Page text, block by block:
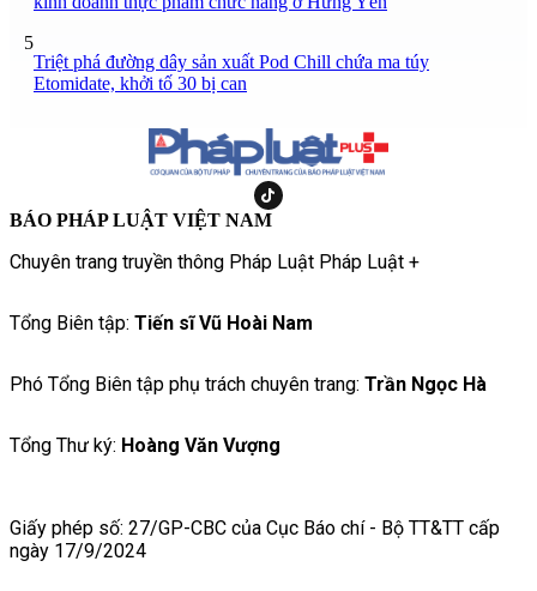
5
Triệt phá đường dây sản xuất Pod Chill chứa ma túy
Etomidate, khởi tố 30 bị can
BÁO PHÁP LUẬT VIỆT NAM
Chuyên trang truyền thông Pháp Luật Pháp Luật +
Tổng Biên tập: Tiến sĩ Vũ Hoài Nam
Phó Tổng Biên tập phụ trách chuyên trang: Trần Ngọc Hà
Tổng Thư ký: Hoàng Văn Vượng
Giấy phép số: 27/GP-CBC của Cục Báo chí - Bộ TT&TT cấp
ngày 17/9/2024